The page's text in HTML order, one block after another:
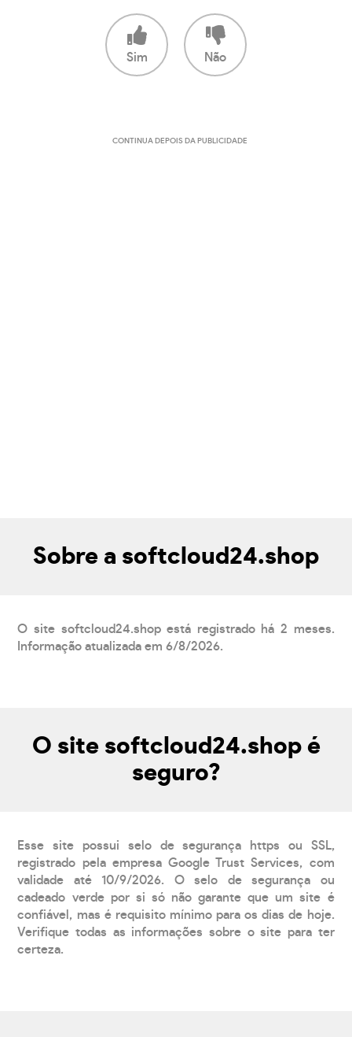
Sim Não
CONTINUA DEPOIS DA PUBLICIDADE
Sobre a softcloud24.shop
O site softcloud24.shop está registrado há 2 meses.
Informação atualizada em 6/8/2026.
O site softcloud24.shop é
seguro?
Esse site possui selo de segurança https ou SSL,
registrado pela empresa Google Trust Services, com
validade até 10/9/2026. O selo de segurança ou
cadeado verde por si só não garante que um site é
confiável, mas é requisito mínimo para os dias de hoje.
Verifique todas as informações sobre o site para ter
certeza.